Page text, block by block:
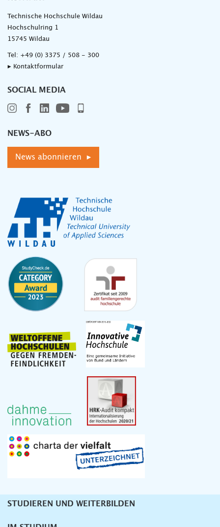
Technische Hochschule Wildau
Hochschulring 1
15745 Wildau
Tel: +49 (0) 3375 / 508 - 300
▸ Kontaktformular
SOCIAL MEDIA
NEWS-ABO
News abonnieren ▸
Unternavigation
STUDIEREN UND WEITERBILDEN